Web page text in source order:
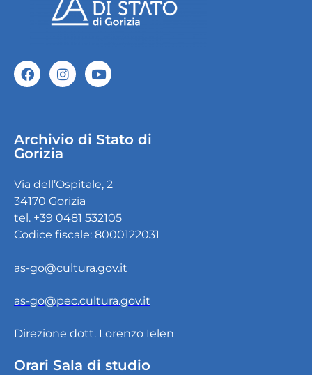
Archivio di Stato di
Gorizia
Via dell’Ospitale, 2
34170 Gorizia
tel. +39 0481 532105
Codice fiscale: 8000122031
as-go@cultura.gov.it
as-go@pec.cultura.gov.it
Direzione dott. Lorenzo Ielen
Orari Sala di studio